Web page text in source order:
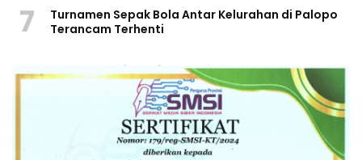
7
Turnamen Sepak Bola Antar Kelurahan di Palopo
Terancam Terhenti